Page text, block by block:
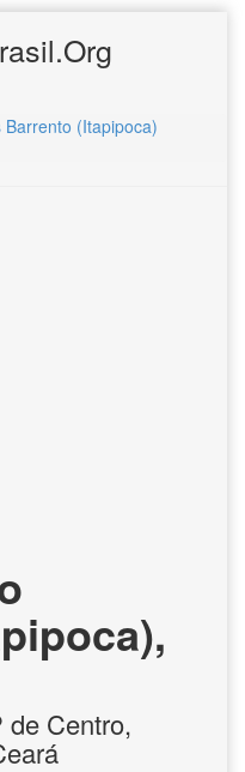
Barrento (Itapipoca)
de Centro,